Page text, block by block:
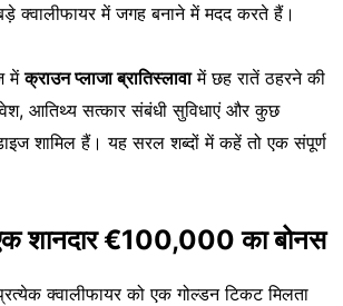
क्वालीफायर में जगह बनाने में मदद करते हैं।
मेंक्राउन प्लाजा ब्रातिस्लावामें छह रातें ठहरने की
आतिथ्य सत्कार संबंधी सुविधाएं और कुछ
शामिल हैं। यह सरल शब्दों में कहें तो एक संपूर्ण
शानदार €100,000 का बोनस
क्वालीफायर को एक गोल्डन टिकट मिलता